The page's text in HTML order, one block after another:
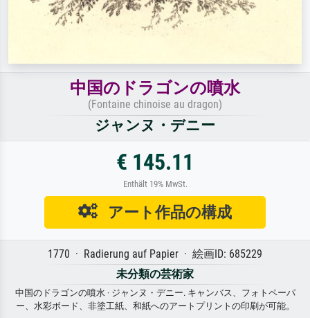
中国のドラゴンの噴水
(Fontaine chinoise au dragon)
ジャンヌ・デニー
€ 145.11
Enthält 19% MwSt.
アート作品の構成
1770 · Radierung auf Papier · 絵画ID: 685229
未分類の芸術家
中国のドラゴンの噴水 · ジャンヌ・デニー. キャンバス、フォトペーパ
ー、水彩ボード、非塗工紙、和紙へのアートプリントの印刷が可能。